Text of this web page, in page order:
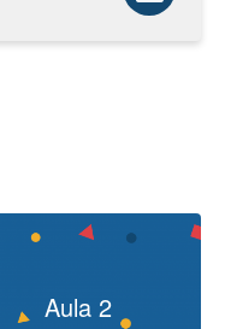
Aula 2